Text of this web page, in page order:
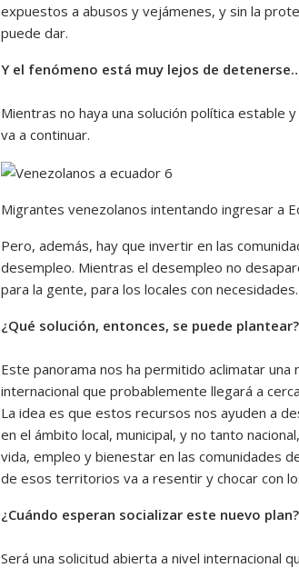
expuestos a abusos y vejámenes, y sin la
puede dar.
Y el fenómeno está muy lejos de
Mientras no haya una solución política estable
va a continuar.
Migrantes venezolanos intentando ingresar a
Pero, además, hay que invertir en las
desempleo. Mientras el desempleo no
para la gente, para los locales con necesidades.
¿Qué solución, entonces, se puede plantear?
Este panorama nos ha permitido aclimatar una
internacional que probablemente llegará a
La idea es que estos recursos nos ayuden a
en el ámbito local, municipal, y no tanto
vida, empleo y bienestar en las comunidades
de esos territorios va a resentir y chocar con
¿Cuándo esperan socializar este nuevo plan?
Será una solicitud abierta a nivel internacional